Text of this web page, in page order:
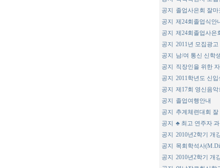
공지
졸업사은회 잘
공지
제24회졸업식안
공지
제24회졸업사은
공지
2011년 모집광고
공지
남/여 통신 신학
공지
직장인을 위한
공지
2011학년도 신
공지
제17회 영신음
공지
졸업여행안내
공지
추계체련대회
공지
♣ 최고 연주자
공지
2010년2학기 개
공지
목회학석사
공지
2010년2학기 개